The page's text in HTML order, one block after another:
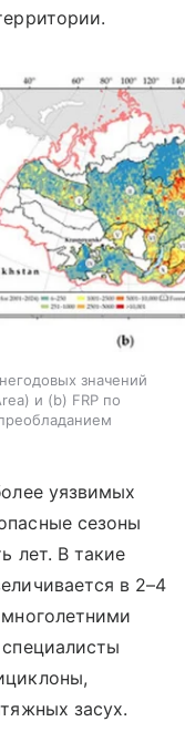
значений
и (b) FRP по
уязвимых
сезоны
лет. В такие
в 2–4
засух.